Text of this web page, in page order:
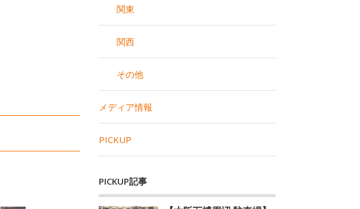
関東
関西
その他
メディア情報
PICKUP
PICKUP記事